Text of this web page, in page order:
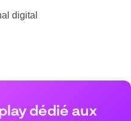
digital
dédié aux